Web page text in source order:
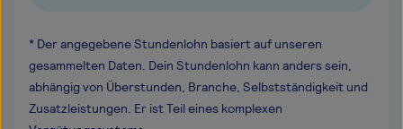
* Der angegebene Stundenlohn basiert auf unseren
gesammelten Daten. Dein Stundenlohn kann anders sein,
abhängig von Überstunden, Branche, Selbstständigkeit und
Zusatzleistungen. Er ist Teil eines komplexen